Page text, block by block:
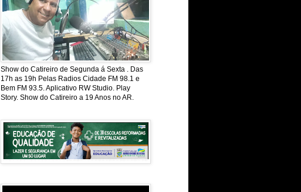
Show do Catireiro de Segunda á Sexta . Das
17h as 19h Pelas Radios Cidade FM 98.1 e
Bem FM 93.5. Aplicativo RW Studio. Play
Story. Show do Catireiro a 19 Anos no AR.